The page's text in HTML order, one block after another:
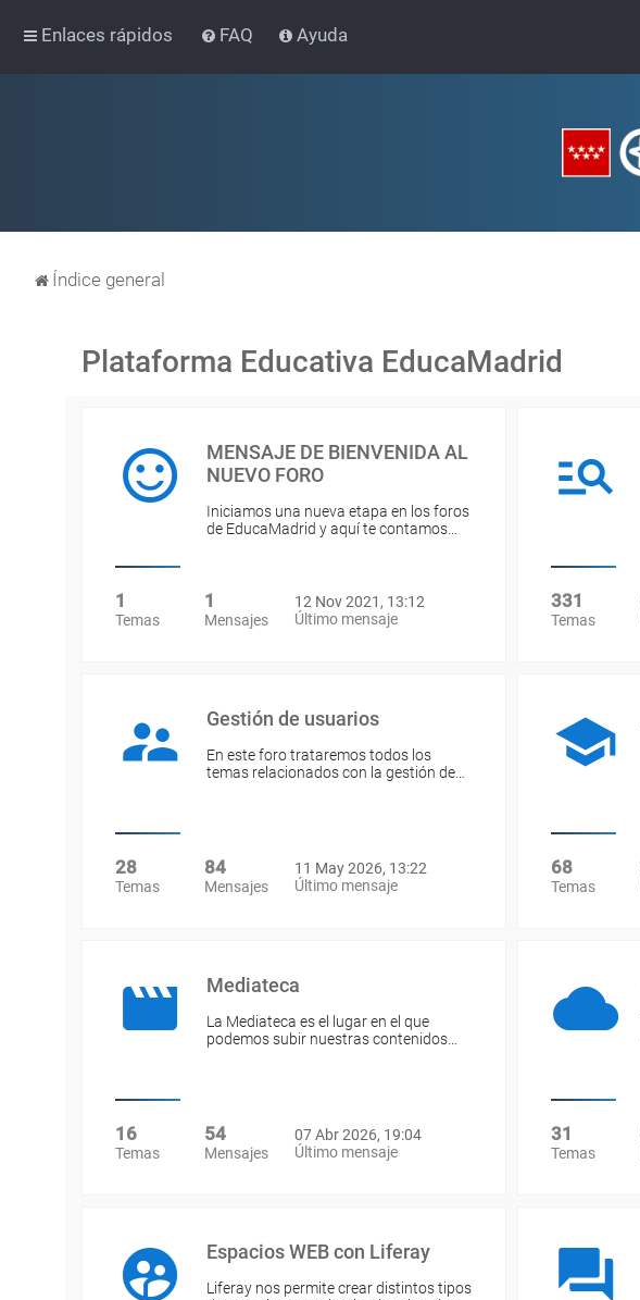
Enlaces rápidos FAQ Ayuda
Índice general
Plataforma Educativa EducaMadrid
MENSAJE DE BIENVENIDA AL
NUEVO FORO
Iniciamos una nueva etapa en los foros
de EducaMadrid y aquí te contamos…
1
Temas
1
Mensajes
12 Nov 2021, 13:12
Último mensaje
331
Temas
Gestión de usuarios
En este foro trataremos todos los
temas relacionados con la gestión de…
28
Temas
84
Mensajes
11 May 2026, 13:22
Último mensaje
68
Temas
Mediateca
La Mediateca es el lugar en el que
podemos subir nuestras contenidos…
16
Temas
54
Mensajes
07 Abr 2026, 19:04
Último mensaje
31
Temas
Espacios WEB con Liferay
Liferay nos permite crear distintos tipos